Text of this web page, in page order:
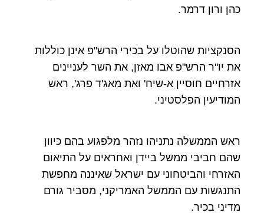
כהן ורון דרמר.
הסנקציות שהוטלו על בכירי הרש"פ אינן כוללות
את יו"ר הרש"פ אבו מאזן, את השר לעניינים
אזרחיים חוסיין א-שיח' ואת מאג'ד פרג', ראש
המודיעין הפלסטיני.
ראש הממשלה נתניהו נזהר מלפגוע בהם כיוון
שהם חביבי ממשל ביידן ואחראים על התיאום
האזרחי והביטחוני עם ישראל שאיננה מחפשת
התנגשות עם הממשל האמריקני, מסביר גורם
מדיני בכיר.